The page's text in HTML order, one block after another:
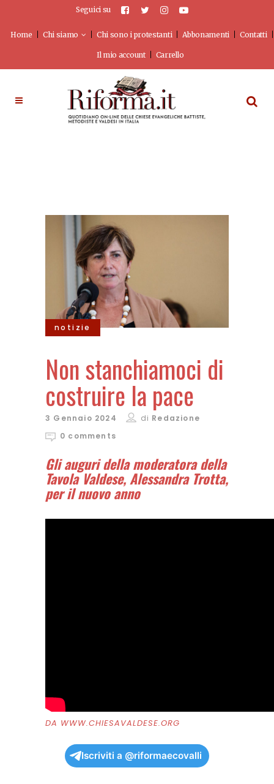
Seguici su
Home Chi siamo Chi sono i protestanti Abbonamenti Contatti
Il mio account Carrello
notizie
Non stanchiamoci di
costruire la pace
3 Gennaio 2024 di Redazione
0 comments
Gli auguri della moderatora della
Tavola Valdese, Alessandra Trotta,
per il nuovo anno
DA WWW.CHIESAVALDESE.ORG
Iscriviti a @riformaecovalli